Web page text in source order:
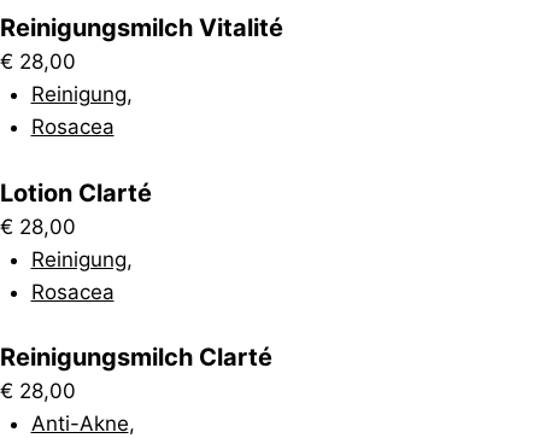
Reinigungsmilch Vitalité
€ 28,00
Reinigung,
Rosacea
Lotion Clarté
€ 28,00
Reinigung,
Rosacea
Reinigungsmilch Clarté
€ 28,00
Anti-Akne,